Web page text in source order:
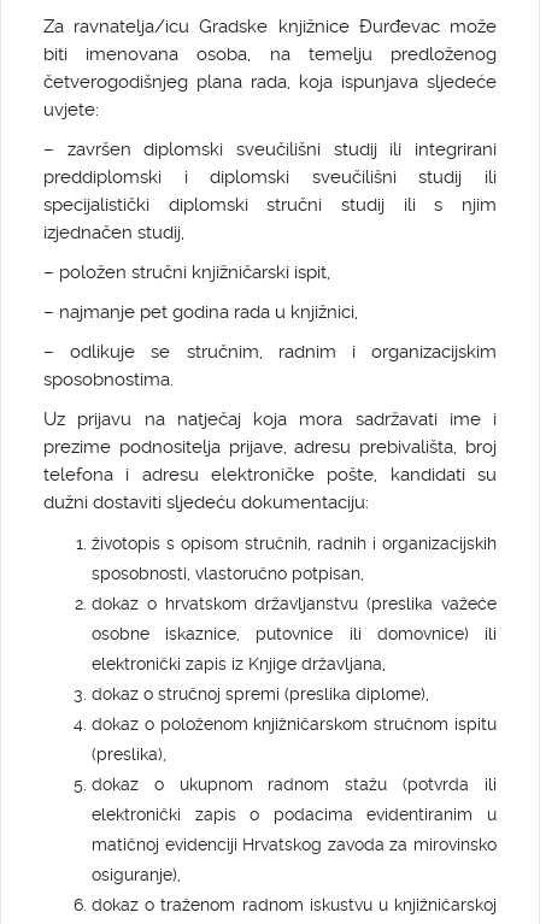
Za ravnatelja/icu Gradske knjižnice Đurđevac može
biti imenovana osoba, na temelju predloženog
četverogodišnjeg plana rada, koja ispunjava sljedeće
uvjete:
– završen diplomski sveučilišni studij ili integrirani
preddiplomski i diplomski sveučilišni studij ili
specijalistički diplomski stručni studij ili s njim
izjednačen studij,
– položen stručni knjižničarski ispit,
– najmanje pet godina rada u knjižnici,
– odlikuje se stručnim, radnim i organizacijskim
sposobnostima.
Uz prijavu na natječaj koja mora sadržavati ime i
prezime podnositelja prijave, adresu prebivališta, broj
telefona i adresu elektroničke pošte, kandidati su
dužni dostaviti sljedeću dokumentaciju:
životopis s opisom stručnih, radnih i organizacijskih
sposobnosti, vlastoručno potpisan,
dokaz o hrvatskom državljanstvu (preslika važeće
osobne iskaznice, putovnice ili domovnice) ili
elektronički zapis iz Knjige državljana,
dokaz o stručnoj spremi (preslika diplome),
dokaz o položenom knjižničarskom stručnom ispitu
(preslika),
dokaz o ukupnom radnom stažu (potvrda ili
elektronički zapis o podacima evidentiranim u
matičnoj evidenciji Hrvatskog zavoda za mirovinsko
osiguranje),
dokaz o traženom radnom iskustvu u knjižničarskoj